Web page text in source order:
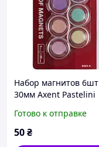
Набор магнитов 6шт
30мм Axent Pastelini
Готово к отправке
50₴